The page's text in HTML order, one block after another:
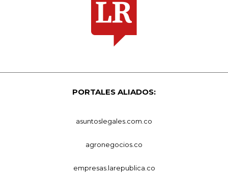
PORTALES ALIADOS:
asuntoslegales.com.co
agronegocios.co
empresas.larepublica.co